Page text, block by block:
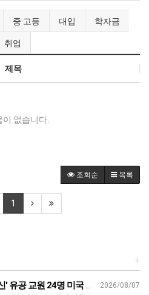
중·고등 대입 학자금
취업
제목
이 없습니다.
조회순 목록
1
+
2026/08/07
24명 미국 연수 - 연합뉴스